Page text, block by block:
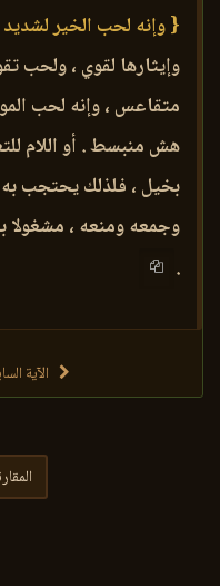
{ وإنه لحب الخير
وإيثارها لقوي ، ولحب
متقاعس ، وإنه لحب
هش منبسط . أو اللام
بخيل ، فلذلك يحتجب
وجمعه ومنعه ، مشغولا
.
الآية